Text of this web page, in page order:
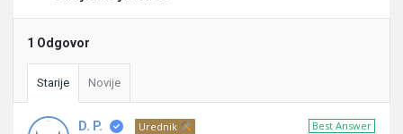
1 Odgovor
Starije Novije
Best Answer
D. P.
Urednik